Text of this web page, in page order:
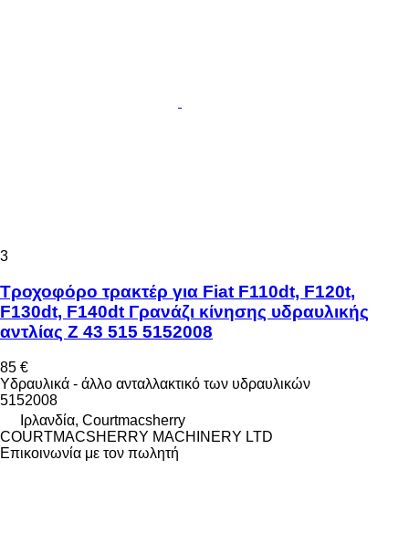
3
Τροχοφόρο τρακτέρ για Fiat F110dt, F120t,
F130dt, F140dt Γρανάζι κίνησης υδραυλικής
αντλίας Z 43 515 5152008
85 €
Υδραυλικά - άλλο ανταλλακτικό των υδραυλικών
5152008
Ιρλανδία, Courtmacsherry
COURTMACSHERRY MACHINERY LTD
Επικοινωνία με τον πωλητή